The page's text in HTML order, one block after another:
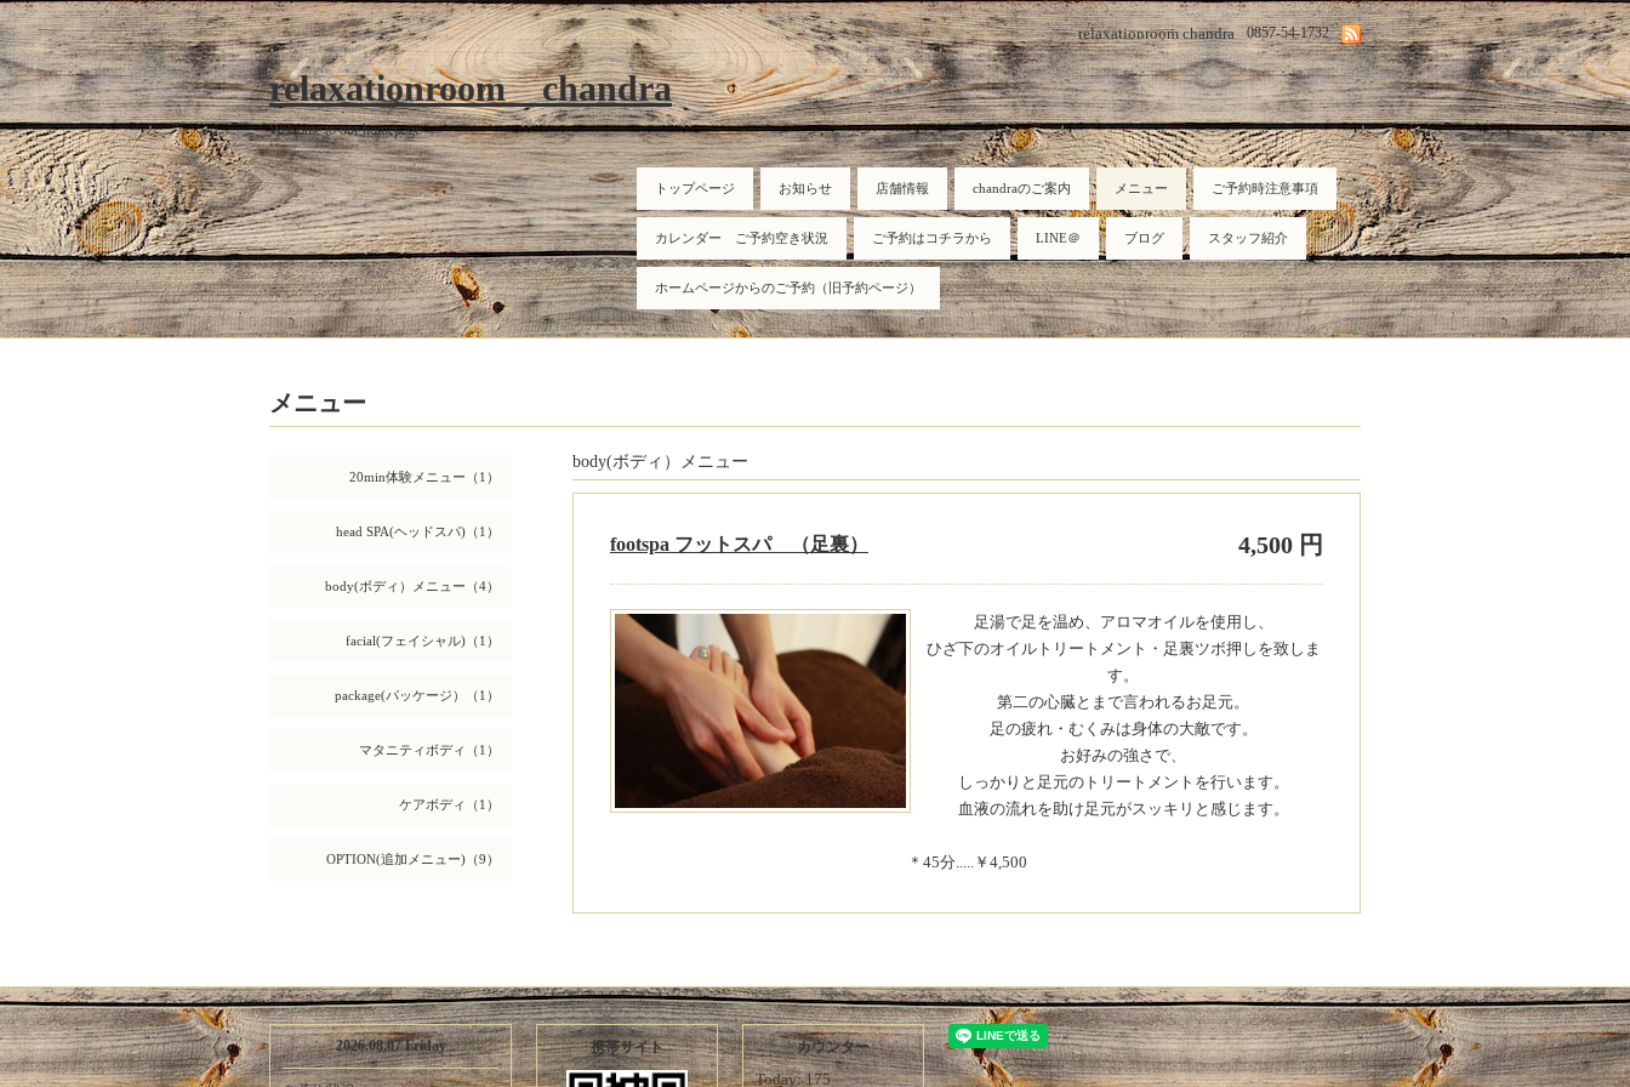
0857-54-1732
relaxationroom chandra
relaxationroom chandra
Welcome to our homepage
トップページ お知らせ 店舗情報 chandraのご案内 メニュー ご予約時注意事項
カレンダー ご予約空き状況 ご予約はコチラから LINE＠ ブログ スタッフ紹介
ホームページからのご予約（旧予約ページ）
20min体験メニュー（1）
head SPA(ヘッドスパ)（1）
body(ボディ）メニュー（4）
facial(フェイシャル)（1）
package(パッケージ）（1）
マタニティボディ（1）
ケアボディ（1）
OPTION(追加メニュー)（9）
メニュー
body(ボディ）メニュー
4,500 円
footspa フットスパ （足裏）
足湯で足を温め、アロマオイルを使用し、
ひざ下のオイルトリートメント・足裏ツボ押しを致しま
す。
第二の心臓とまで言われるお足元。
足の疲れ・むくみは身体の大敵です。
お好みの強さで、
しっかりと足元のトリートメントを行います。
血液の流れを助け足元がスッキリと感じます。
＊45分.....￥4,500
2026.08.07 Friday 携帯サイト カウンター
Today:175